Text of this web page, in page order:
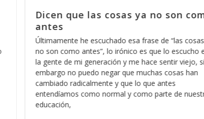
La mejor manera de empezar el
2014, parte 6
Una de las cosas que nos deben de quedar mas que
claras es que en el Reino de los Cielos no caben los
sentimientos, y esto no se lo digo con el afán de
confundirle o hacerle sentir mal, por el contrario, lo
hago con la intención de que aprenda a dimensionar
como es que